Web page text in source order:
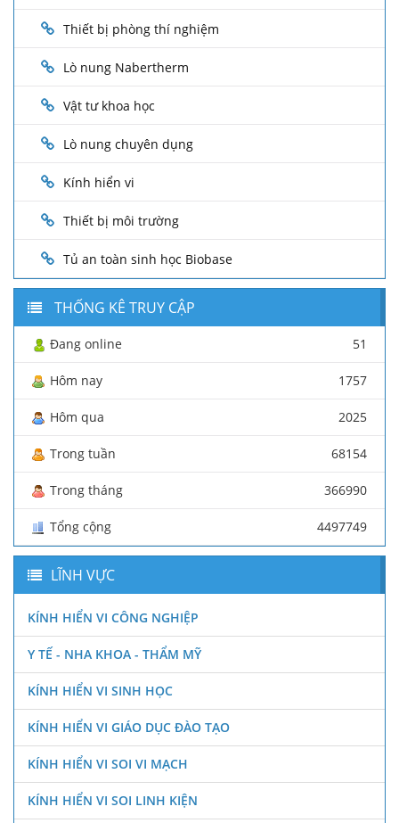
Thiết bị phòng thí nghiệm
Lò nung Nabertherm
Vật tư khoa học
Lò nung chuyên dụng
Kính hiển vi
Thiết bị môi trường
Tủ an toàn sinh học Biobase
THỐNG KÊ TRUY CẬP
Đang online 51
Hôm nay 1757
Hôm qua 2025
Trong tuần 68154
Trong tháng 366990
Tổng cộng 4497749
LĨNH VỰC
KÍNH HIỂN VI CÔNG NGHIỆP
Y TẾ - NHA KHOA - THẨM MỸ
KÍNH HIỂN VI SINH HỌC
KÍNH HIỂN VI GIÁO DỤC ĐÀO TẠO
KÍNH HIỂN VI SOI VI MẠCH
KÍNH HIỂN VI SOI LINH KIỆN